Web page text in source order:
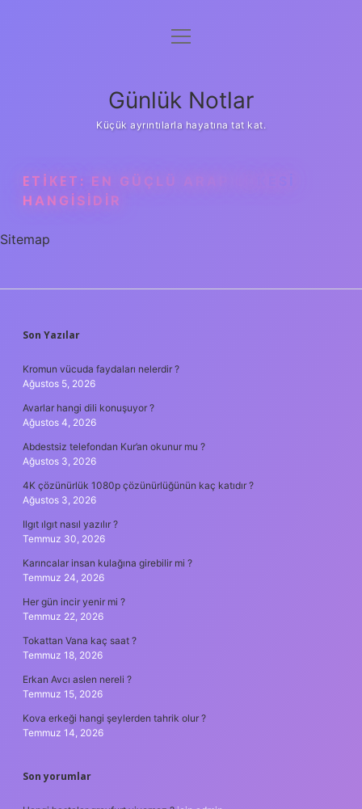
Anasayfa
Yasal Uyarı
menüyü
Günlük Notlar
Küçük ayrıntılarla hayatına tat kat.
ETIKET: EN GÜÇLÜ ARAP ÜLKESI
HANGISIDIR
Sitemap
SIDEBAR
Son Yazılar
Kromun vücuda faydaları nelerdir ?
Ağustos 5, 2026
Avarlar hangi dili konuşuyor ?
Ağustos 4, 2026
Abdestsiz telefondan Kur’an okunur mu ?
Ağustos 3, 2026
4K çözünürlük 1080p çözünürlüğünün kaç katıdır ?
Ağustos 3, 2026
Ilgıt ılgıt nasıl yazılır ?
Temmuz 30, 2026
Karıncalar insan kulağına girebilir mi ?
Temmuz 24, 2026
Her gün incir yenir mi ?
Temmuz 22, 2026
Tokattan Vana kaç saat ?
Temmuz 18, 2026
Erkan Avcı aslen nereli ?
Temmuz 15, 2026
Kova erkeği hangi şeylerden tahrik olur ?
Temmuz 14, 2026
Son yorumlar